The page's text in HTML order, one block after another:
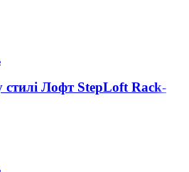
стилі Лофт StepLoft Rack-